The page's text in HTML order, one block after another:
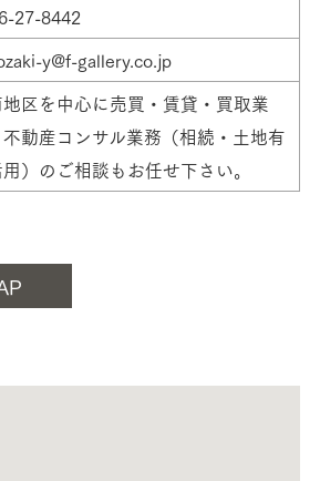
27-8442
y@f-gallery.co.jp
区を中心に売買・賃貸・買取業
動産コンサル業務（相続・土地有
）のご相談もお任せ下さい。